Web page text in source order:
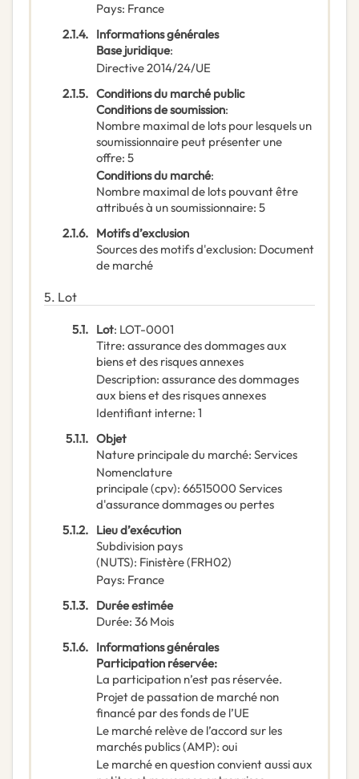
Pays: France
2.1.4. Informations générales
Base juridique:
Directive 2014/24/UE
2.1.5. Conditions du marché public
Conditions de soumission:
Nombre maximal de lots pour lesquels un
soumissionnaire peut présenter une
offre: 5
Conditions du marché:
Nombre maximal de lots pouvant être
attribués à un soumissionnaire: 5
2.1.6. Motifs d’exclusion
Sources des motifs d'exclusion: Document
de marché
5. Lot
5.1. Lot: LOT-0001
Titre: assurance des dommages aux
biens et des risques annexes
Description: assurance des dommages
aux biens et des risques annexes
Identifiant interne: 1
5.1.1. Objet
Nature principale du marché: Services
Nomenclature
principale(cpv): 66515000 Services
d'assurance dommages ou pertes
5.1.2. Lieu d’exécution
Subdivision pays
(NUTS): Finistère(FRH02)
Pays: France
5.1.3. Durée estimée
Durée: 36 Mois
5.1.6. Informations générales
Participation réservée:
La participation n’est pas réservée.
Projet de passation de marché non
financé par des fonds de l’UE
Le marché relève de l’accord sur les
marchés publics (AMP): oui
Le marché en question convient aussi aux